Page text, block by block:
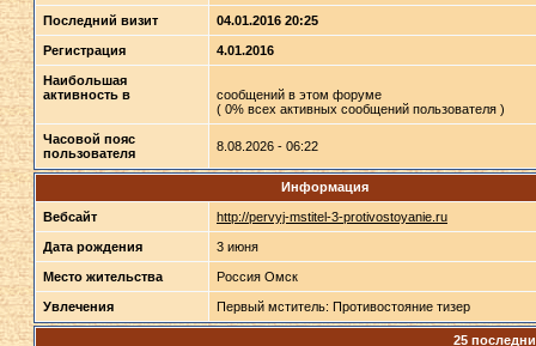
Последний визит 04.01.2016 20:25
Регистрация 4.01.2016
Наибольшая
активность в
сообщений в этом форуме
( 0% всех активных сообщений пользователя )
Часовой пояс
пользователя
8.08.2026 - 06:22
Информация
Вебсайт http://pervyj-mstitel-3-protivostoyanie.ru
Дата рождения 3 июня
Место жительства Россия Омск
Увлечения Первый мститель: Противостояние тизер
25